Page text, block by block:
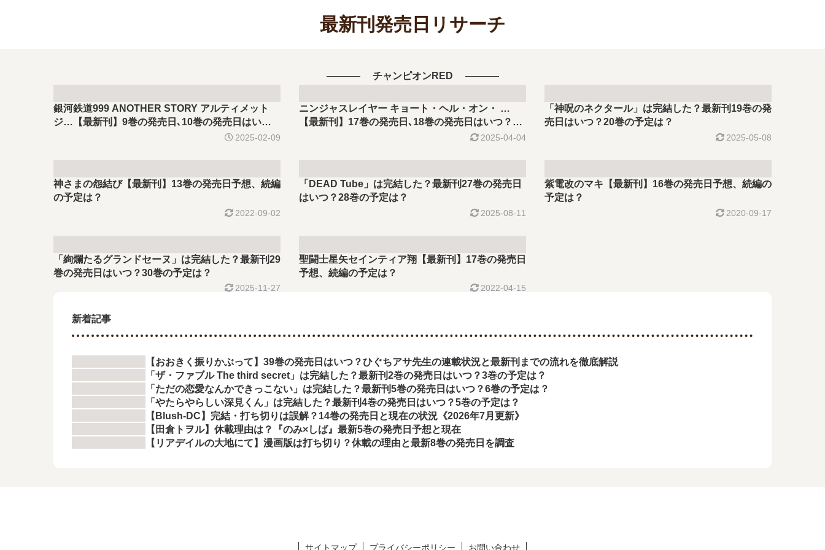
最新刊発売日リサーチ
チャンピオンRED
銀河鉄道999 ANOTHER STORY アルティメット
ジ…【最新刊】9巻の発売日､10巻の発売日はい
2025-02-09
ニンジャスレイヤー キョート・ヘル・オン・ …
【最新刊】17巻の発売日､18巻の発売日はいつ？完
2025-04-04
「神呪のネクタール」は完結した？最新刊19巻の発
売日はいつ？20巻の予定は？
2025-05-08
神さまの怨結び【最新刊】13巻の発売日予想、続編
の予定は？
2022-09-02
「DEAD Tube」は完結した？最新刊27巻の発売日
はいつ？28巻の予定は？
2025-08-11
紫電改のマキ【最新刊】16巻の発売日予想、続編の
予定は？
2020-09-17
「絢爛たるグランドセーヌ」は完結した？最新刊29
巻の発売日はいつ？30巻の予定は？
2025-11-27
聖闘士星矢セインティア翔【最新刊】17巻の発売日
予想、続編の予定は？
2022-04-15
新着記事
【おおきく振りかぶって】39巻の発売日はいつ？ひぐちアサ先生の連載状況と最新刊までの流れを徹底解説
「ザ・ファブル The third secret」は完結した？最新刊2巻の発売日はいつ？3巻の予定は？
「ただの恋愛なんかできっこない」は完結した？最新刊5巻の発売日はいつ？6巻の予定は？
「やたらやらしい深見くん」は完結した？最新刊4巻の発売日はいつ？5巻の予定は？
【Blush-DC】完結・打ち切りは誤解？14巻の発売日と現在の状況《2026年7月更新》
【田倉トヲル】休載理由は？『のみ×しば』最新5巻の発売日予想と現在
【リアデイルの大地にて】漫画版は打ち切り？休載の理由と最新8巻の発売日を調査
サイトマップ プライバシーポリシー お問い合わせ